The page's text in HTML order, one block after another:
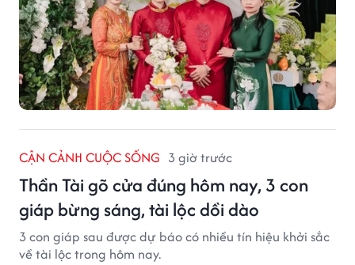
CẬN CẢNH CUỘC SỐNG 3 giờ trước
Thần Tài gõ cửa đúng hôm nay, 3 con
giáp bừng sáng, tài lộc dồi dào
3 con giáp sau được dự báo có nhiều tín hiệu khởi sắc
về tài lộc trong hôm nay.